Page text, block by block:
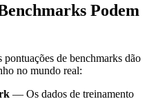
Podem
pontuações de benchmarks dão
no mundo real:
— Os dados de treinamento